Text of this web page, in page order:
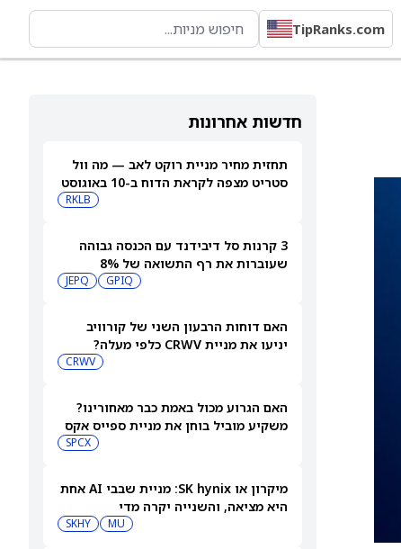
TipRanks.com
חדשות אחרונות
תחזית מחיר מניית רוקט לאב — מה וול
סטריט מצפה לקראת הדוח ב-10 באוגוסט
RKLB
3 קרנות סל דיבידנד עם הכנסה גבוהה
שעוברות את רף התשואה של 8%
GPIQ
JEPQ
האם דוחות הרבעון השני של קורוויב
יניעו את מניית CRWV כלפי מעלה?
CRWV
האם הגרוע מכול באמת כבר מאחורינו?
משקיע מוביל בוחן את מניית ספייס אקס
SPCX
מיקרון או SK hynix: מניית שבבי AI אחת
היא מציאה, והשנייה יקרה מדי
MU
SKHY